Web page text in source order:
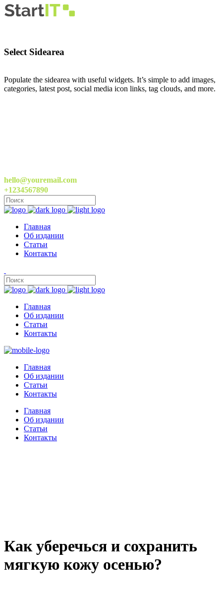
Select Sidearea
Populate the sidearea with useful widgets. It’s simple to add images,
categories, latest post, social media icon links, tag clouds, and more.
hello@youremail.com
+1234567890
Главная
Об издании
Статьи
Контакты
Главная
Об издании
Статьи
Контакты
Главная
Об издании
Статьи
Контакты
Главная
Об издании
Статьи
Контакты
Как уберечься и сохранить
мягкую кожу осенью?